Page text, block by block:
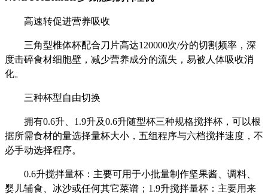
高速转促进营养吸收
三角型椎体杯配合刀片高达120000次/分的切割频率，深
度击碎食材细胞壁，减少营养成分的流失，易被人体吸收消
化。
三种杯型自由切换
拥有0.6升、1.9升及0.6升随型杯三种规格搅拌杯，可以根
据所需食材的量选择量杯大小，五组程序与六档搅拌速度，不
必手动选择程序。
0.6升搅拌量杯：主要可用于小批量制作坚果酱、调料、
婴儿辅食、冰沙或任何其它菜谱；1.9升搅拌量杯：主要用来